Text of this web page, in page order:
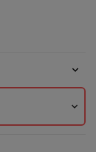
expand_more
expand_more